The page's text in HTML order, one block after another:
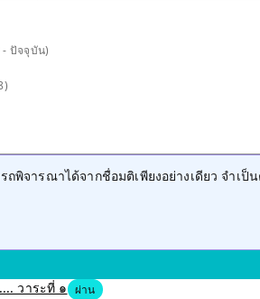
- ปัจจุบัน)
ถพิจารณาได้จากชื่อมติเพียงอย่างเดียว จำ
วาระที่ ๑ ผ่าน